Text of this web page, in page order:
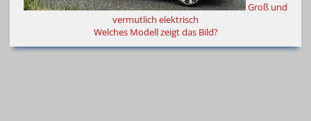
Groß und
vermutlich elektrisch
Welches Modell zeigt das Bild?